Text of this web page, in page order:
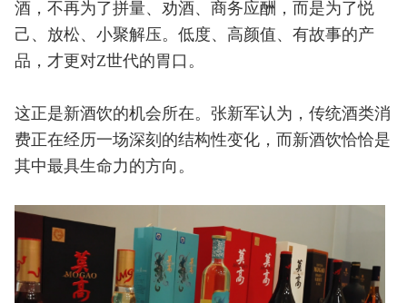
酒，不再为了拼量、劝酒、商务应酬，而是为了悦
己、放松、小聚解压。低度、高颜值、有故事的产
品，才更对Z世代的胃口。
这正是新酒饮的机会所在。张新军认为，传统酒类消
费正在经历一场深刻的结构性变化，而新酒饮恰恰是
其中最具生命力的方向。